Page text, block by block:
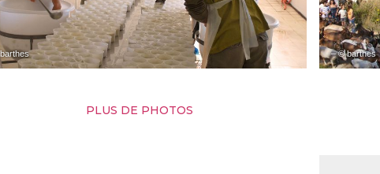
– © barthes
PLUS DE PHOTOS